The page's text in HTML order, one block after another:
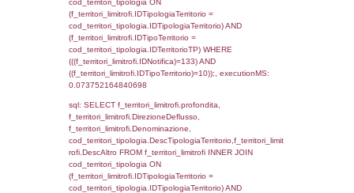
f_territori_limitrofi.Denominazione,
rofi.DescAltro FROM f_territori_limitrofi
cod_territori_tipologia ON
(f_territori_limitrofi.IDTipologiaTerritorio =
cod_territori_tipologia.IDTipologiaTerritorio)
(f_territori_limitrofi.IDTipoTerritorio =
cod_territori_tipologia.IDTerritorioTP)
(((f_territori_limitrofi.IDNotifica)=133) AND
((f_territori_limitrofi.IDTipoTerritorio)=4)),